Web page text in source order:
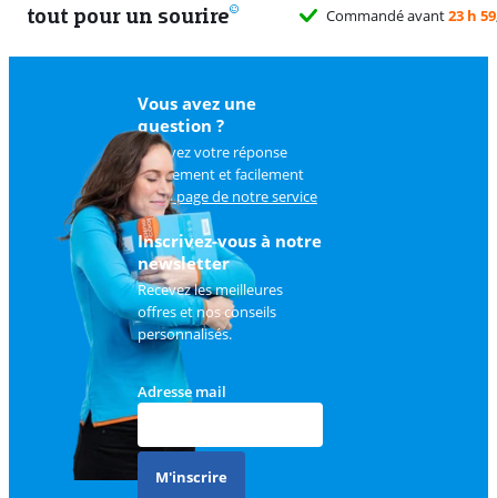
tout pour un sourire Commandé avant23 h 59,
Vous avez une
question ?
Trouvez votre réponse
rapidement et facilement
surla page de notre service
client.
Inscrivez-vous à notre
newsletter
Recevez les meilleures
offres et nos conseils
personnalisés.
Adresse mail
M'inscrire